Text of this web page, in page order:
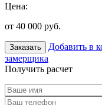
Цена:
от 40 000 руб.
Заказать Добавить в
замерщика
Получить расчет